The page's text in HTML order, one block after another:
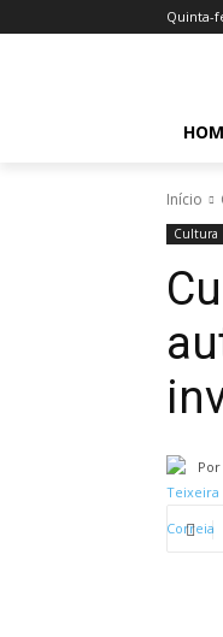
Quinta-
Início
Cultura
Por